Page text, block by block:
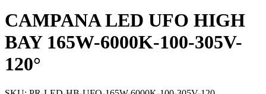
CAMPANA LED UFO HIGH
BAY 165W-6000K-100-305V-
120°